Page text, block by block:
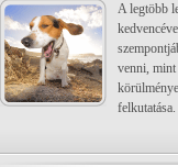
A legtöbb
venni, mint
felkutatása.